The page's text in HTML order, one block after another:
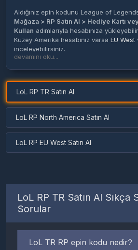
Aldığınız epin kodunu League of
Mağaza > RP Satın Al > Hediye Kartı
Kullan adımlarıyla hesabınıza
Kuzey Amerika hesabınız varsa EU West
inceleyebilirsiniz.
devamını oku...
LoL RP TR Satın Al
LoL RP North America Satın Al
LoL RP EU West Satın Al
LoL RP TR Satın Al Sıkça
Sorular
LoL TR RP epin kodu nedir?